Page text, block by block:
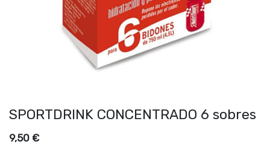
SPORTDRINK CONCENTRADO 6 sobres
9,50 €